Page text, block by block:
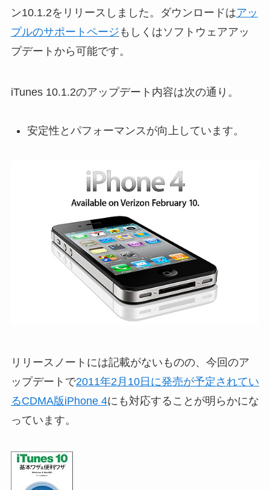
ン10.1.2をリリースしました。ダウンロードはアッ
プルのサポートページ もしくはソフトウェアアッ
プデートから可能です。
iTunes 10.1.2のアップデート内容は次の通り。
安定性とパフォーマンスが向上しています。
リリースノートには記載がないものの、今回のア
ップデートで2011年2月10日に発売が予定されてい
るCDMA版iPhone 4にも対応することが明らかにな
っています。